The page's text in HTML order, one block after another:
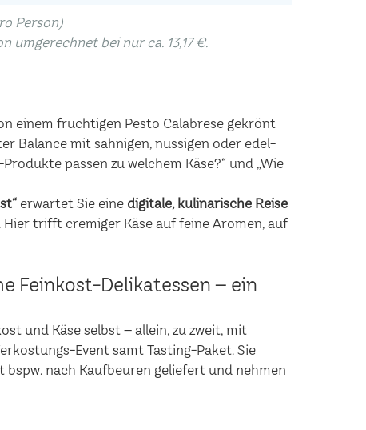
Person)
umgerechnet bei nur ca. 13,17 €.
einem fruchtigen Pesto Calabrese gekrönt
Balance mit sahnigen, nussigen oder edel-
passen zu welchem Käse?“ und „Wie
erwartet Sie eine digitale, kulinarische Reise
Hier trifft cremiger Käse auf feine Aromen, auf
Feinkost-Delikatessen – ein
und Käse selbst – allein, zu zweit, mit
Event samt Tasting-Paket. Sie
nach Kaufbeuren geliefert und nehmen